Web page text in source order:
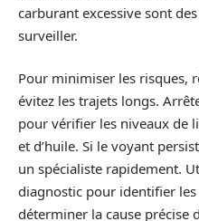
carburant excessive sont
surveiller.
Pour minimiser les risques,
évitez les trajets longs.
pour vérifier les niveaux de
et d’huile. Si le voyant
un spécialiste rapidement.
diagnostic pour identifier les
déterminer la cause précise